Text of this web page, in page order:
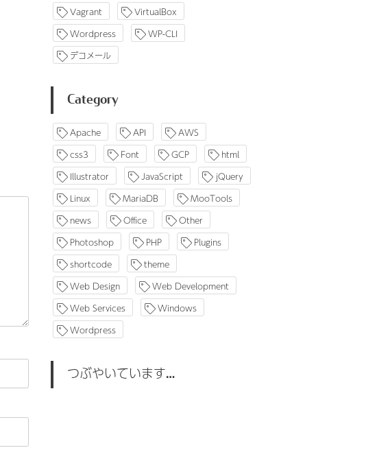
Vagrant
VirtualBox
Wordpress
WP-CLI
デコメール
Category
Apache API
AWS
css3
Font GCP
html
Illustrator
JavaScript
jQuery
Linux
MariaDB
MooTools
news
Office
Other
Photoshop
PHP
Plugins
shortcode
theme
Web Design
Web Development
Web Services
Windows
Wordpress
つぶやいています…